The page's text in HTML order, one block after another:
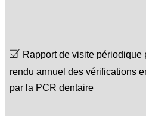
Rapport de visite périodique
rendu annuel des vérifications
par la PCR dentaire